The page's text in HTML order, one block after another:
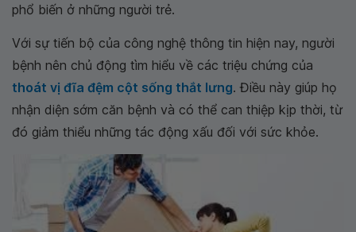
phổ biến ở những người trẻ.
Với sự tiến bộ của công nghệ thông tin hiện nay, người
bệnh nên chủ động tìm hiểu về các triệu chứng của
thoát vị đĩa đệm cột sống thắt lưng. Điều này giúp họ
nhận diện sớm căn bệnh và có thể can thiệp kịp thời, từ
đó giảm thiểu những tác động xấu đối với sức khỏe.